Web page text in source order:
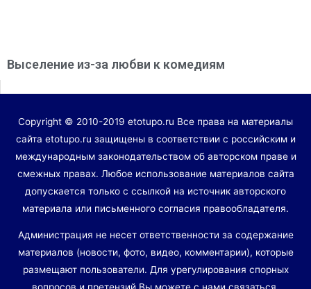
Выселение из-за любви к комедиям
Copyright © 2010-2019 etotupo.ru Все права на материалы
сайта etotupo.ru защищены в соответствии с российским и
международным законодательством об авторском праве и
смежных правах. Любое использование материалов сайта
допускается только с ссылкой на источник авторского
материала или письменного согласия правообладателя.
Администрация не несет ответственности за содержание
материалов (новости, фото, видео, комментарии), которые
размещают пользователи. Для урегулирования спорных